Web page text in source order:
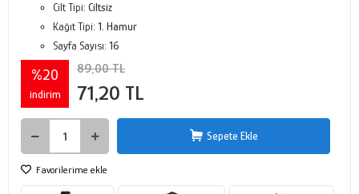
Cilt Tipi: Ciltsiz
Kağıt Tipi: 1. Hamur
Sayfa Sayısı: 16
%20
indirim
89,00 TL
71,20 TL
Sepete Ekle
Favorilerime ekle